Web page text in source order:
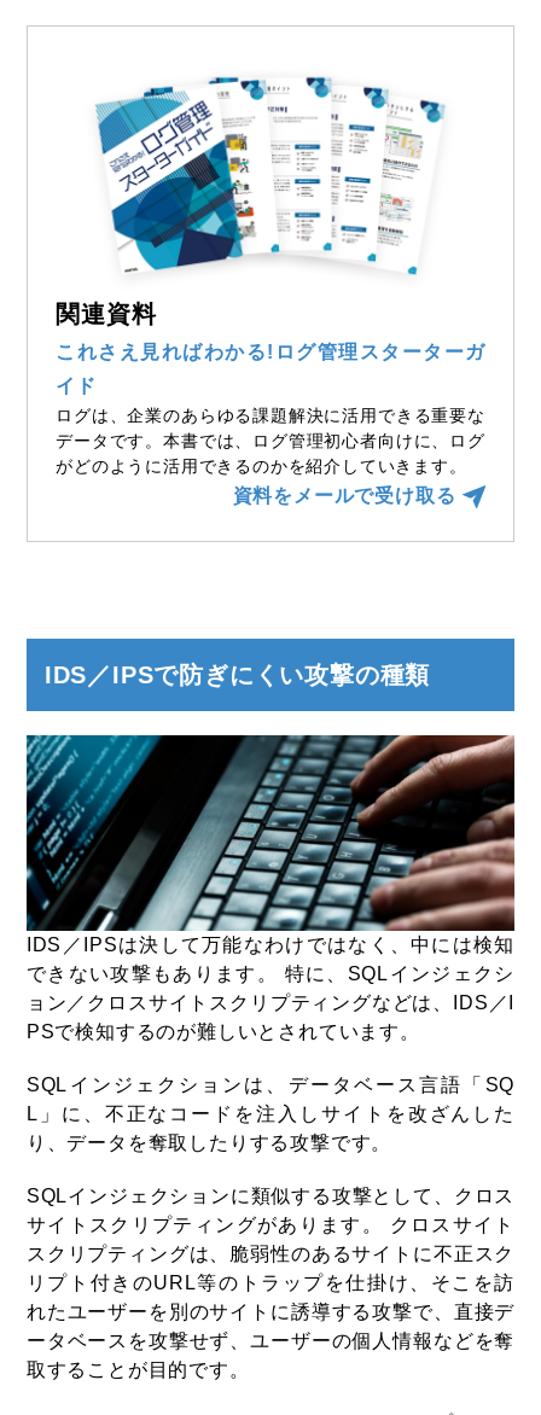
関連資料
これさえ見ればわかる!ログ管理スターターガ
イド
ログは、企業のあらゆる課題解決に活用できる重要な
データです。本書では、ログ管理初心者向けに、ログ
がどのように活用できるのかを紹介していきます。
資料をメールで受け取る
IDS／IPSで防ぎにくい攻撃の種類
IDS／IPSは決して万能なわけではなく、中には検知
できない攻撃もあります。 特に、SQLインジェクシ
ョン／クロスサイトスクリプティングなどは、IDS／I
PSで検知するのが難しいとされています。
SQLインジェクションは、データベース言語「SQ
L」に、不正なコードを注入しサイトを改ざんした
り、データを奪取したりする攻撃です。
SQLインジェクションに類似する攻撃として、クロス
サイトスクリプティングがあります。 クロスサイト
スクリプティングは、脆弱性のあるサイトに不正スク
リプト付きのURL等のトラップを仕掛け、そこを訪
れたユーザーを別のサイトに誘導する攻撃で、直接デ
ータベースを攻撃せず、ユーザーの個人情報などを奪
取することが目的です。